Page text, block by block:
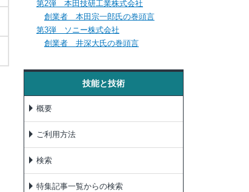
第2弾 本田技研工業株式会社
創業者 本田宗一郎氏の巻頭言
第3弾 ソニー株式会社
創業者 井深大氏の巻頭言
技能と技術
概要
ご利用方法
検索
特集記事一覧からの検索